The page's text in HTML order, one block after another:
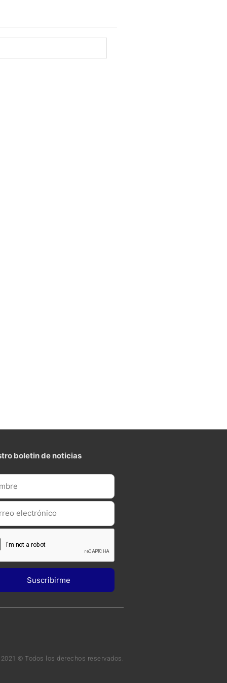
boletin de noticias
© Todos los derechos reservados.